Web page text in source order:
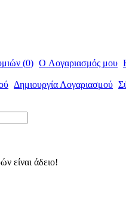
(0) O Λογαριασμός μου
Δημιουργία Λογαριασμού
είναι άδειο!